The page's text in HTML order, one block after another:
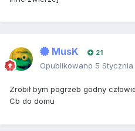
MusK 21
Opublikowano 5 Stycznia
Zrobił bym pogrzeb godny
Cb do domu